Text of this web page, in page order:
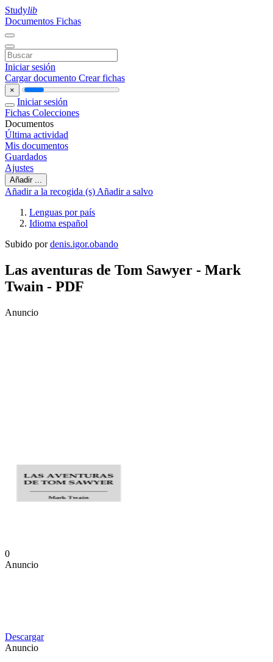
Studylib
Documentos Fichas
Iniciar sesión
Cargar documento Crear fichas
×
Iniciar sesión
Fichas Colecciones
Documentos
Última actividad
Mis documentos
Guardados
Ajustes
Añadir ...
Añadir a la recogida (s) Añadir a salvo
Lenguas por país
Idioma español
Subido pordenis.igor.obando
Las aventuras de Tom Sawyer - Mark
Twain - PDF
Anuncio
0
Anuncio
Descargar
Anuncio